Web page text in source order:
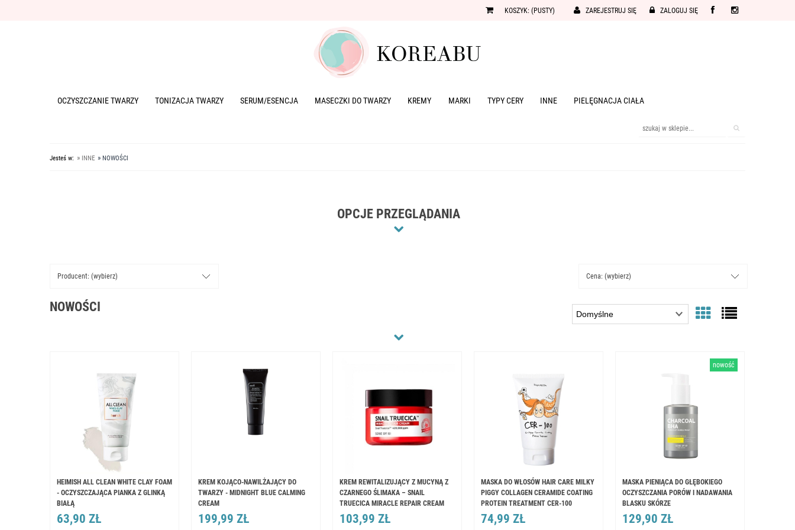
KOSZYK: (PUSTY) ZAREJESTRUJ SIĘ ZALOGUJ SIĘ
OCZYSZCZANIE TWARZY TONIZACJA TWARZY SERUM/ESENCJA MASECZKI DO TWARZY KREMY MARKI TYPY CERY INNE PIELĘGNACJA CIAŁA
Jesteś w: » INNE » NOWOŚCI
OPCJE PRZEGLĄDANIA
Producent: (wybierz) Cena: (wybierz)
NOWOŚCI
HEIMISH ALL CLEAN WHITE CLAY FOAM
- OCZYSZCZAJĄCA PIANKA Z GLINKĄ
BIAŁĄ
63,90 ZŁ
KREM KOJĄCO-NAWILŻAJĄCY DO
TWARZY - MIDNIGHT BLUE CALMING
CREAM
199,99 ZŁ
KREM REWITALIZUJĄCY Z MUCYNĄ Z
CZARNEGO ŚLIMAKA – SNAIL
TRUECICA MIRACLE REPAIR CREAM
103,99 ZŁ
MASKA DO WŁOSÓW HAIR CARE MILKY
PIGGY COLLAGEN CERAMIDE COATING
PROTEIN TREATMENT CER-100
74,99 ZŁ
MASKA ​​PIENIĄCA DO GŁĘBOKIEGO
OCZYSZCZANIA PORÓW I NADAWANIA
BLASKU SKÓRZE
129,90 ZŁ
nowość